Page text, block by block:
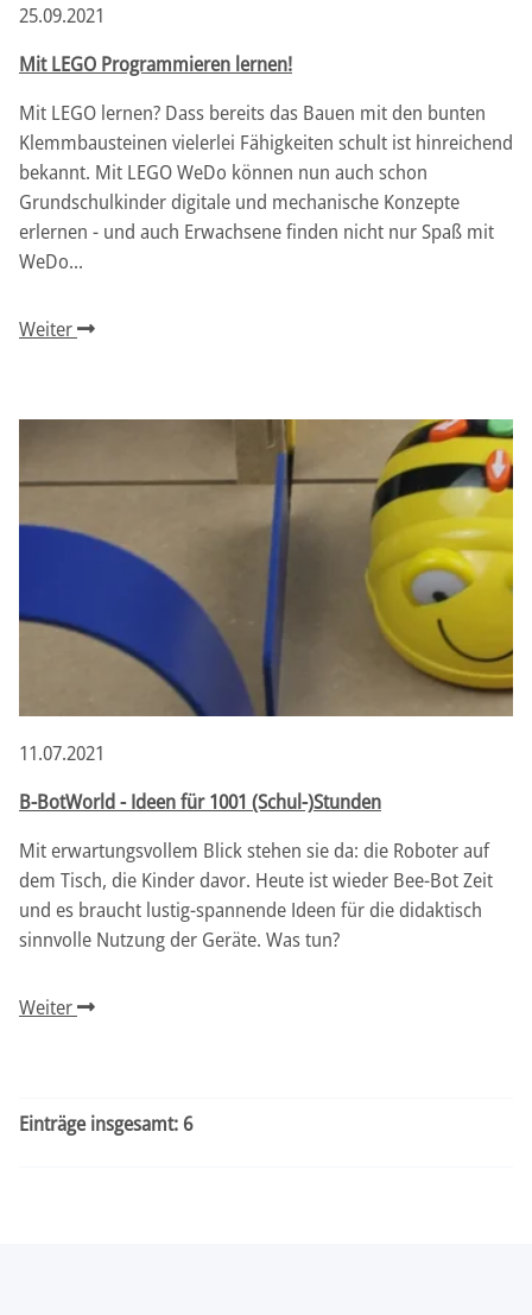
25.09.2021
Mit LEGO Programmieren lernen!
Mit LEGO lernen? Dass bereits das Bauen mit den bunten
Klemmbausteinen vielerlei Fähigkeiten schult ist hinreichend
bekannt. Mit LEGO WeDo können nun auch schon
Grundschulkinder digitale und mechanische Konzepte
erlernen - und auch Erwachsene finden nicht nur Spaß mit
WeDo...
Weiter
11.07.2021
B-BotWorld - Ideen für 1001 (Schul-)Stunden
Mit erwartungsvollem Blick stehen sie da: die Roboter auf
dem Tisch, die Kinder davor. Heute ist wieder Bee-Bot Zeit
und es braucht lustig-spannende Ideen für die didaktisch
sinnvolle Nutzung der Geräte. Was tun?
Weiter
Einträge insgesamt: 6